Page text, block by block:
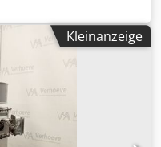
Backenbrecher sind
und überlegene
sich somit ideal für
und Bergwerken.
von Materialien zu
bis hin zu den
Ihre robuste
und die
für einen
Kleinanzeige